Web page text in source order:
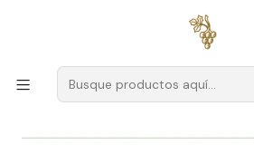
para pedidos superiores
Cestas Gourmet Cesta